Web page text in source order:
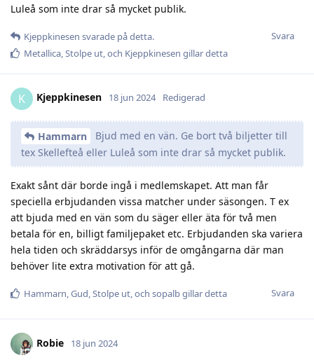
Luleå som inte drar så mycket publik.
Svara
Kjeppkinesen svarade på detta.
Metallica Stolpe ut , och Kjeppkinesen gillar detta
K Kjeppkinesen 18 jun 2024 Redigerad
Hammarn
Bjud med en vän. Ge bort två biljetter till
tex Skellefteå eller Luleå som inte drar så mycket publik.
Exakt sånt där borde ingå i medlemskapet. Att man får
speciella erbjudanden vissa matcher under säsongen. T ex
att bjuda med en vän som du säger eller äta för två men
betala för en, billigt familjepaket etc. Erbjudanden ska variera
hela tiden och skräddarsys inför de omgångarna där man
behöver lite extra motivation för att gå.
Svara
Hammarn,Gud,Stolpe ut, och sopalbgillar detta
Robie 18 jun 2024